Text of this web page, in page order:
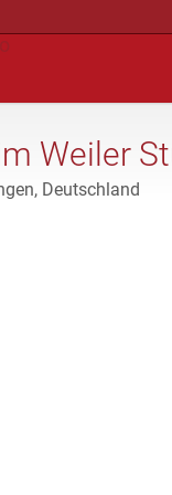
Weiler
Deutschland